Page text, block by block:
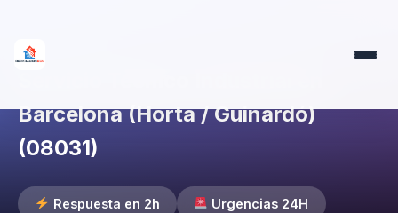
Barcelona (Horta / Guinardó)
(08031)
Respuesta en 2h Urgencias 24H